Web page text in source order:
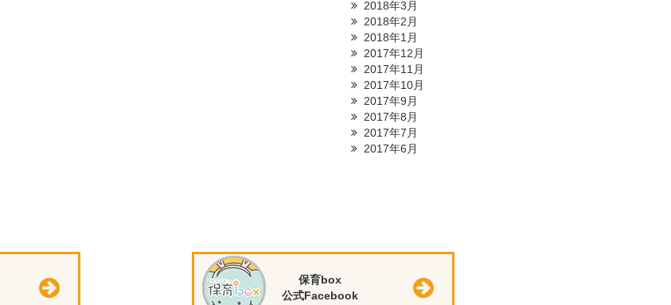
2018年3月
2018年2月
2018年1月
2017年12月
2017年11月
2017年10月
2017年9月
2017年8月
2017年7月
2017年6月
保育box
公式Facebook